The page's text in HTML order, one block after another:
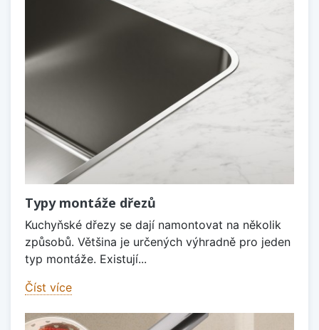
Typy montáže dřezů
Kuchyňské dřezy se dají namontovat na několik
způsobů. Většina je určených výhradně pro jeden
typ montáže. Existují...
Číst více